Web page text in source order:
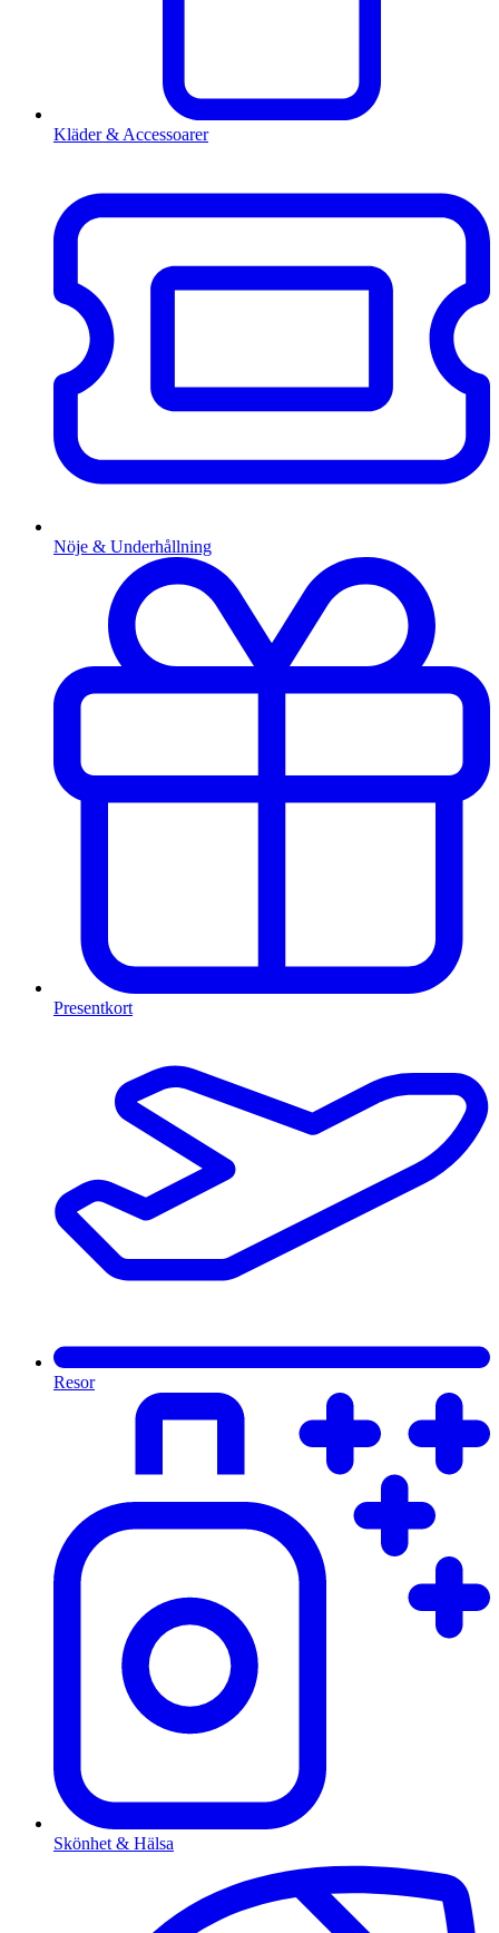
Kläder & Accessoarer
Nöje & Underhållning
Presentkort
Resor
Skönhet & Hälsa